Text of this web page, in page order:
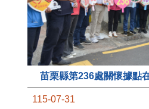
苗栗縣第236處關懷據點
115-07-31